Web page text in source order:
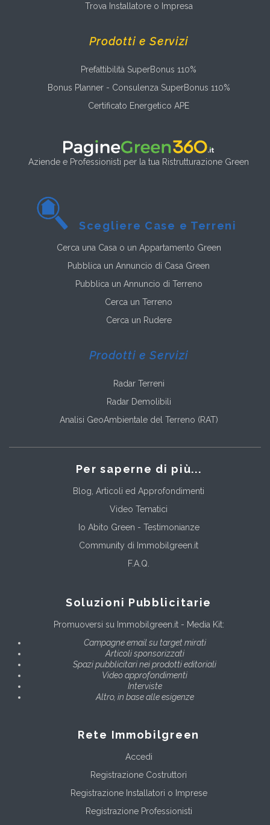
Trova Installatore o Impresa
Prodotti e Servizi
Prefattibilità SuperBonus 110%
Bonus Planner - Consulenza SuperBonus 110%
Certificato Energetico APE
Aziende e Professionisti per la tua Ristrutturazione Green
Scegliere Case e Terreni
Cerca una Casa o un Appartamento Green
Pubblica un Annuncio di Casa Green
Pubblica un Annuncio di Terreno
Cerca un Terreno
Cerca un Rudere
Prodotti e Servizi
Radar Terreni
Radar Demolibili
Analisi GeoAmbientale del Terreno (RAT)
Per saperne di più...
Blog, Articoli ed Approfondimenti
Video Tematici
Io Abito Green - Testimonianze
Community di Immobilgreen.it
F.A.Q.
Soluzioni Pubblicitarie
Promuoversi su Immobilgreen.it - Media Kit:
Campagne email su target mirati
Articoli sponsorizzati
Spazi pubblicitari nei prodotti editoriali
Video approfondimenti
Interviste
Altro, in base alle esigenze
Rete Immobilgreen
Accedi
Registrazione Costruttori
Registrazione Installatori o Imprese
Registrazione Professionisti